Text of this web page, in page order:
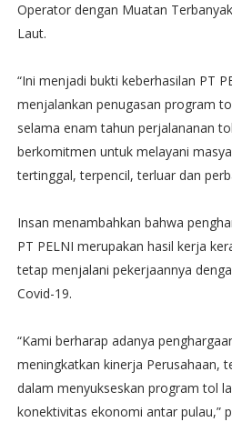
Operator dengan Muatan
Laut.
“Ini menjadi bukti keberhasilan PT
menjalankan penugasan program
selama enam tahun perjalananan
berkomitmen untuk melayani
tertinggal, terpencil, terluar dan
Insan menambahkan bahwa
PT PELNI merupakan hasil kerja
tetap menjalani pekerjaannya
Covid-19.
“Kami berharap adanya
meningkatkan kinerja Perusahaan,
dalam menyukseskan program tol
konektivitas ekonomi antar pulau,”